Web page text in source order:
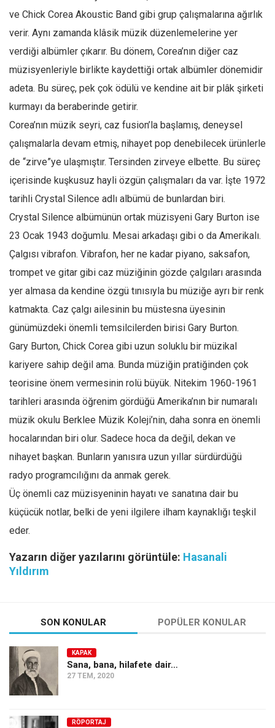
ve Chick Corea Akoustic Band gibi grup çalışmalarına ağırlık
verir. Aynı zamanda klâsik müzik düzenlemelerine yer
verdiği albümler çıkarır. Bu dönem, Corea’nın diğer caz
müzisyenleriyle birlikte kaydettiği ortak albümler dönemidir
adeta. Bu süreç, pek çok ödülü ve kendine ait bir plâk şirketi
kurmayı da beraberinde getirir.
Corea’nın müzik seyri, caz fusion’la başlamış, deneysel
çalışmalarla devam etmiş, nihayet pop denebilecek ürünlerle
de “zirve”ye ulaşmıştır. Tersinden zirveye elbette. Bu süreç
içerisinde kuşkusuz hayli özgün çalışmaları da var. İşte 1972
tarihli Crystal Silence adlı albümü de bunlardan biri.
Crystal Silence albümünün ortak müzisyeni Gary Burton ise
23 Ocak 1943 doğumlu. Mesai arkadaşı gibi o da Amerikalı.
Çalgısı vibrafon. Vibrafon, her ne kadar piyano, saksafon,
trompet ve gitar gibi caz müziğinin gözde çalgıları arasında
yer almasa da kendine özgü tınısıyla bu müziğe ayrı bir renk
katmakta. Caz çalgı ailesinin bu müstesna üyesinin
günümüzdeki önemli temsilcilerden birisi Gary Burton.
Gary Burton, Chick Corea gibi uzun soluklu bir müzikal
kariyere sahip değil ama. Bunda müziğin pratiğinden çok
teorisine önem vermesinin rolü büyük. Nitekim 1960-1961
tarihleri arasında öğrenim gördüğü Amerika’nın bir numaralı
müzik okulu Berklee Müzik Koleji’nin, daha sonra en önemli
hocalarından biri olur. Sadece hoca da değil, dekan ve
nihayet başkan. Bunların yanısıra uzun yıllar sürdürdüğü
radyo programcılığını da anmak gerek.
Üç önemli caz müzisyeninin hayatı ve sanatına dair bu
küçücük notlar, belki de yeni ilgilere ilham kaynaklığı teşkil
eder.
Yazarın diğer yazılarını görüntüle: Hasanali
Yıldırım
SON KONULAR POPÜLER KONULAR
KAPAK
Sana, bana, hilafete dair…
27 TEM, 2020
RÖPORTAJ